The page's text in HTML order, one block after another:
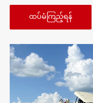
ထပ်မံကြည့်ရန်